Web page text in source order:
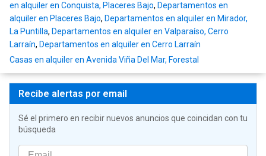
en alquiler en Conquista, Placeres Bajo, Departamentos en
alquiler en Placeres Bajo, Departamentos en alquiler en Mirador,
La Puntilla, Departamentos en alquiler en Valparaíso, Cerro
Larraín, Departamentos en alquiler en Cerro Larraín
Casas en alquiler en Avenida Viña Del Mar, Forestal
Recibe alertas por email
Sé el primero en recibir nuevos anuncios que coincidan con tu
búsqueda